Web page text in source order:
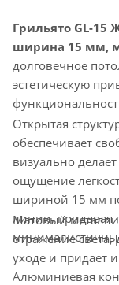
Грильято GL-
ширина 15 мм,
долговечное
эстетическую
Открытая
обеспечивает
визуально
ощущение
шириной 15 мм
линии, придавая
Матовый
отражение света,
уходе и придает
Алюминиевая